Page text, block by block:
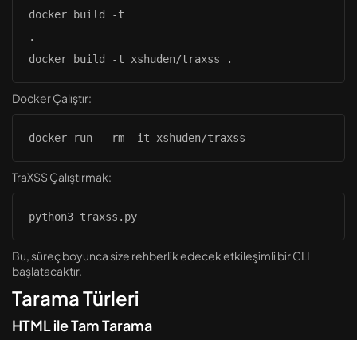
docker build -t
.
docker build -t xshuden/traxss .
Docker Çalıştır:
docker run --rm -it xshuden/traxss
TraXSS Çalıştırmak:
python3 traxss.py
Bu, süreç boyunca size rehberlik edecek etkileşimli bir CLI
başlatacaktır.
Tarama Türleri
HTML ile Tam Tarama